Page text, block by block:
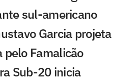
sul-americano
Garcia projeta
Famalicão
Sub-20 inicia